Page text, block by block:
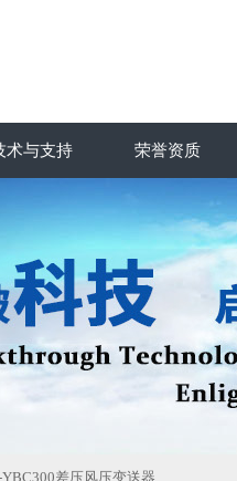
术与支持 荣誉资质
差压风压变送器